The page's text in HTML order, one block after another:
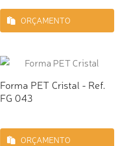
ORÇAMENTO
Forma PET Cristal - Ref.
FG 043
ORÇAMENTO